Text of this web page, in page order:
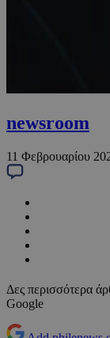
newsroom
11 Φεβρουαρίου
Δες περισσότερα
Google